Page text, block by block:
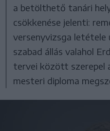
a betölthető tanári
csökkenése jelenti:
versenyvizsga letétele
szabad állás valahol
tervei között szerepel
mesteri diploma